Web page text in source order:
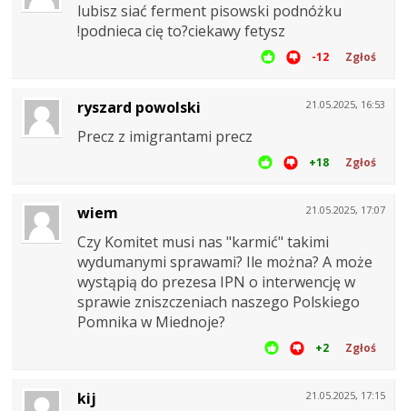
lubisz siać ferment pisowski podnóżku
!podnieca cię to?ciekawy fetysz
-12 Zgłoś
21.05.2025, 16:53
ryszard powolski
Precz z imigrantami precz
+18 Zgłoś
21.05.2025, 17:07
wiem
Czy Komitet musi nas "karmić" takimi
wydumanymi sprawami? Ile można? A może
wystąpią do prezesa IPN o interwencję w
sprawie zniszczeniach naszego Polskiego
Pomnika w Miednoje?
+2 Zgłoś
21.05.2025, 17:15
kij